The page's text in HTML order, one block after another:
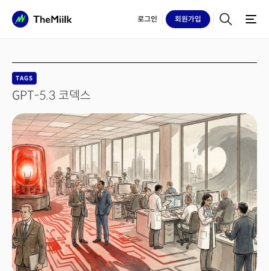
로그인 회원가입
TAGS
GPT-5.3 코덱스